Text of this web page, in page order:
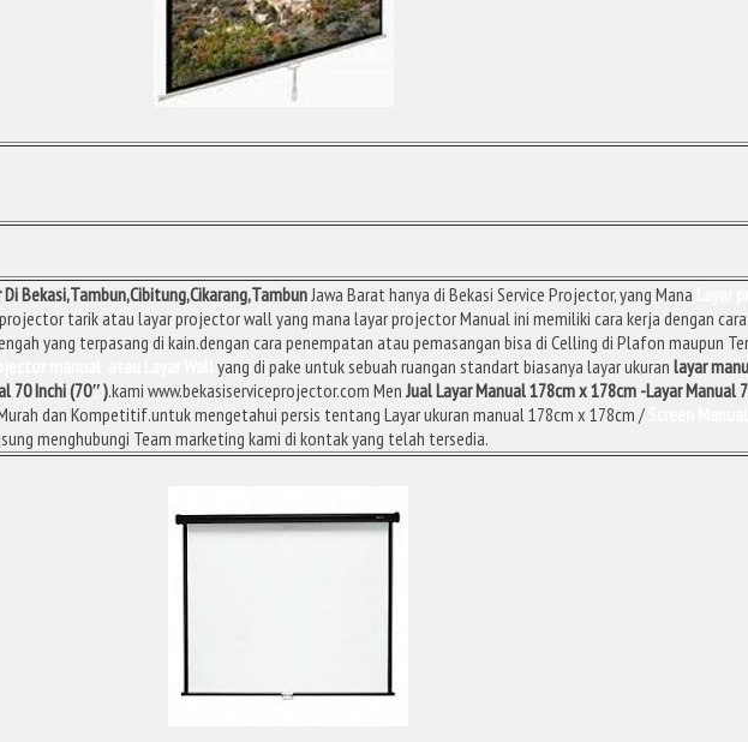
Bekasi,Tambun,Cibitung,Cikarang,TambunJawa Barat hanya di Bekasi Service Projector, yang Mana
tarik atau layar projector wall yang mana layar projector Manual ini memiliki cara kerja dengan cara
yang terpasang di kain.dengan cara penempatan atau pemasangan bisa di Celling di Plafon maupun
yang di pake untuk sebuah ruangan standart biasanya layar ukuran layar
70 Inchi (70″).kami www.bekasiserviceprojector.com Men Jual Layar Manual 178cm x 178cm -Layar Manual
dan Kompetitif.untuk mengetahui persis tentang Layar ukuran manual 178cm x 178cm /
menghubungi Team marketing kami di kontak yang telah tersedia.